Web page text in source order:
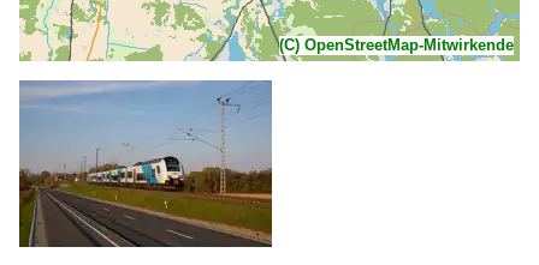
(C) OpenStreetMap-Mitwirkende